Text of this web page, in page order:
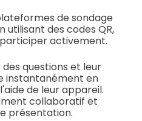
de sondage
utilisant des codes QR,
activement.
questions et leur
instantanément en
de leur appareil.
collaboratif et
présentation.